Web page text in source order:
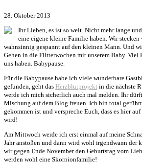
28. Oktober 2013
Ihr Lieben, es ist so weit. Nicht mehr lange
eine eigene kleine Familie haben. Wir
wahnsinnig gespannt auf den kleinen Mann. Und
Gehen in die Flitterwochen mit unserem Baby. Viel
uns haben. Babypause.
Für die Babypause habe ich viele wunderbare
gefunden, geht das Herzblutprojekt in die nächste
werde ich mich sicherlich auch mal melden. Ihr
Mischung auf dem Blog freuen. Ich bin total
gekommen ist und verspreche Euch, dass es hier
wird!
Am Mittwoch werde ich erst einmal auf meine
Jahr anstoßen und dann wird wohl irgendwann der
wir gegen Ende November den Geburtstag vom
werden wohl eine Skorpionfamilie!